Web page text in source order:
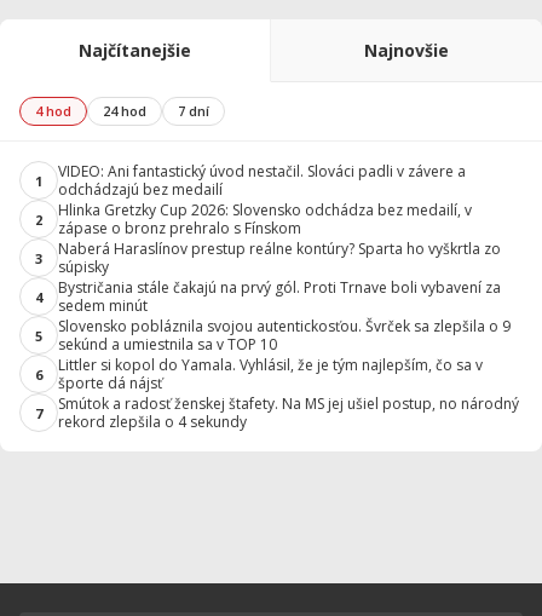
Najčítanejšie Najnovšie
4 hod 24 hod 7 dní
1
VIDEO: Ani fantastický úvod nestačil. Slováci padli v závere a
odchádzajú bez medailí
2
Hlinka Gretzky Cup 2026: Slovensko odchádza bez medailí, v
zápase o bronz prehralo s Fínskom
3
Naberá Haraslínov prestup reálne kontúry? Sparta ho vyškrtla zo
súpisky
4
Bystričania stále čakajú na prvý gól. Proti Trnave boli vybavení za
sedem minút
5
Slovensko pobláznila svojou autentickosťou. Švrček sa zlepšila o 9
sekúnd a umiestnila sa v TOP 10
6
Littler si kopol do Yamala. Vyhlásil, že je tým najlepším, čo sa v
športe dá nájsť
7
Smútok a radosť ženskej štafety. Na MS jej ušiel postup, no národný
rekord zlepšila o 4 sekundy